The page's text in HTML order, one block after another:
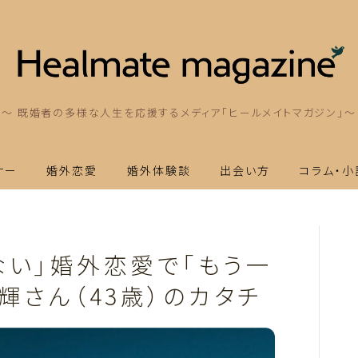
～ 既婚者の多様な人生を応援するメディア「ヒールメイトマガジン」～
ー 婚外恋愛 婚外体験談 出会い方 コラム・
」婚外恋愛で「もう一
さん（43歳）のカタチ